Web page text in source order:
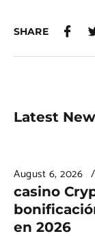
SHARE
Latest
August 6, 2026
casino
en 2026